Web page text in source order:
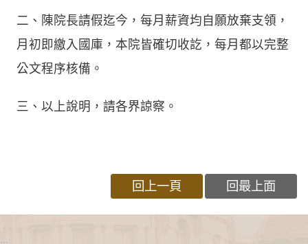
二、陳院長請假迄今，每月薪資均自願放棄支領，
月初即繳入國庫，本院皆確切收訖，每月都以完整
公文程序核備。
三、以上說明，請各界諒察。
回上一頁 回最上面